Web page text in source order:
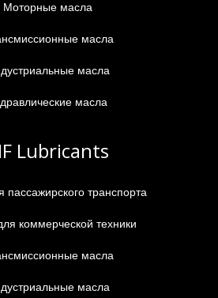
Моторные масла
масла
масла
масла
Lubricants
пассажирского транспорта
коммерческой техники
масла
масла